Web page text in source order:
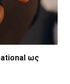
ως